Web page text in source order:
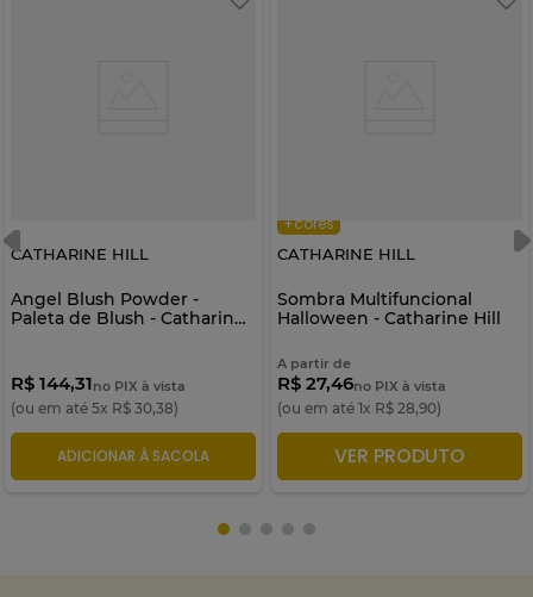
CATHARINE HILL
Angel Blush Powder -
Paleta de Blush - Catharine
R$ 144,31no PIX à vista
(ou em até 5x R$ 30,38)
ADICIONAR À SACOLA
+cores
CATHARINE HILL
Sombra Multifuncional
Halloween - Catharine Hill
A partir de
R$ 27,46no PIX à vista
(ou em até 1x R$ 28,90)
ADICIONAR À SACOLA
VER PRODUTO